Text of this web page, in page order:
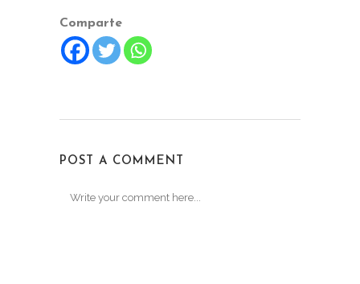
Comparte
POST A COMMENT